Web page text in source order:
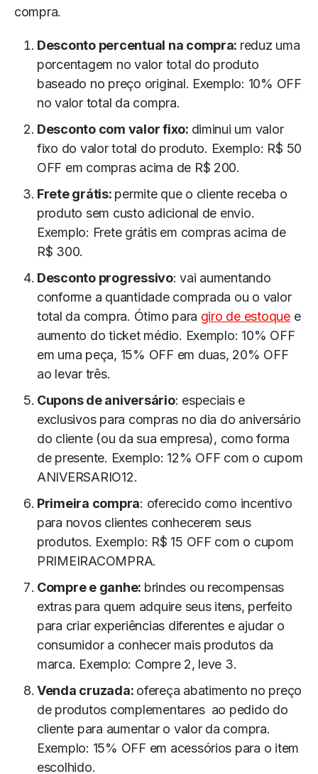
compra.
Desconto percentual na compra: reduz uma
porcentagem no valor total do produto
baseado no preço original. Exemplo: 10% OFF
no valor total da compra.
Desconto com valor fixo: diminui um valor
fixo do valor total do produto. Exemplo: R$ 50
OFF em compras acima de R$ 200.
Frete grátis: permite que o cliente receba o
produto sem custo adicional de envio.
Exemplo: Frete grátis em compras acima de
R$ 300.
Desconto progressivo: vai aumentando
conforme a quantidade comprada ou o valor
total da compra. Ótimo para giro de estoquee
aumento do ticket médio. Exemplo: 10% OFF
em uma peça, 15% OFF em duas, 20% OFF
ao levar três.
Cupons de aniversário: especiais e
exclusivos para compras no dia do aniversário
do cliente (ou da sua empresa), como forma
de presente. Exemplo: 12% OFF com o cupom
ANIVERSARIO12.
Primeira compra: oferecido como incentivo
para novos clientes conhecerem seus
produtos. Exemplo: R$ 15 OFF com o cupom
PRIMEIRACOMPRA.
Compre e ganhe: brindes ou recompensas
extras para quem adquire seus itens, perfeito
para criar experiências diferentes e ajudar o
consumidor a conhecer mais produtos da
marca. Exemplo: Compre 2, leve 3.
Venda cruzada: ofereça abatimento no preço
de produtos complementares ao pedido do
cliente para aumentar o valor da compra.
Exemplo: 15% OFF em acessórios para o item
escolhido.